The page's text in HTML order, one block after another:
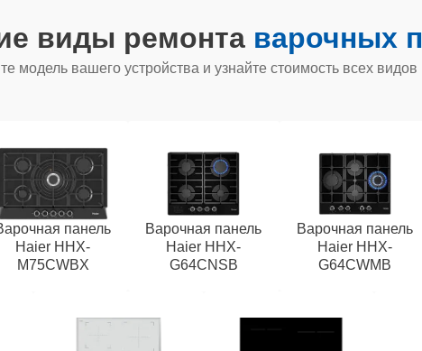
виды ремонта варочных
модель вашего устройства и узнайте стоимость всех видов
панель
Haier HHX-
M75CWBX
Варочная панель
Haier HHX-
G64CNSB
Варочная панель
Haier HHX-
G64CWMB